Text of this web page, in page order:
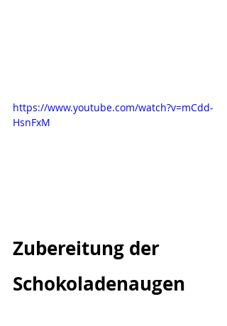
https://www.youtube.com/watch?v=mCdd-
HsnFxM
Zubereitung der
Schokoladenaugen